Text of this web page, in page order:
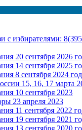
с избирателями:
20 сентября 2026
14 сентября 2025
8 сентября 2024
15, 16, 17 марта
10 сентября 2023
23 апреля 2023
11 сентября 2022
19 сентября 2021
13 сентября 2020